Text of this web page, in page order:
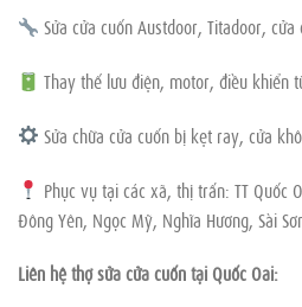
Sửa cửa cuốn Austdoor, Titadoor,
Thay thế lưu điện, motor, điều khiển
Sửa chữa cửa cuốn bị kẹt ray, cửa
Phục vụ tại các xã, thị trấn: TT Quốc
Đông Yên, Ngọc Mỹ, Nghĩa Hương, Sài
Liên hệ thợ sửa cửa cuốn tại Quốc Oai: